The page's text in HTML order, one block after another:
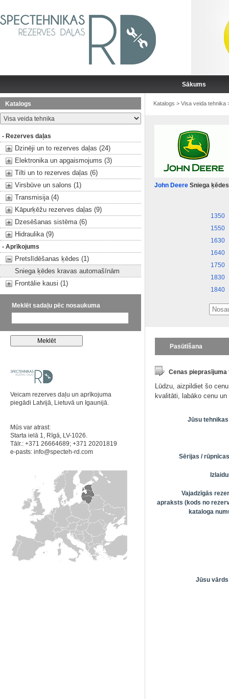
Sākums
Katalogs
- Rezerves daļas
Dzinēji un to rezerves daļas (24)
Elektronika un apgaismojums (3)
Tilti un to rezerves daļas (6)
Virsbūve un salons (1)
Transmisija (4)
Kāpurķēžu rezerves daļas (9)
Dzesēšanas sistēma (6)
Hidraulika (9)
- Aprīkojums
Pretslīdēšanas ķēdes (1)
Sniega ķēdes kravas automašīnām
Frontālie kausi (1)
Meklēt sadaļu pēc nosaukuma
Veicam rezerves daļu un aprīkojuma
piegādi Latvijā, Lietuvā un Igaunijā.
Mūs var atrast:
Starta ielā 1, Rīgā, LV-1026.
Tālr.: +371 26664689; +371 20201819
e-pasts: info@specteh-rd.com
Katalogs > Visa veida tehnika
John Deere Sniega
1350
1550
1630
1640
1750
1830
1840
Pasūtīšana
Cenas pieprasījuma
Lūdzu, aizpildiet šo
kvalitāti, labāko cenu
Jūsu
Sērijas /
Vajadzīgās
apraksts (kods no
kataloga
Jūsu